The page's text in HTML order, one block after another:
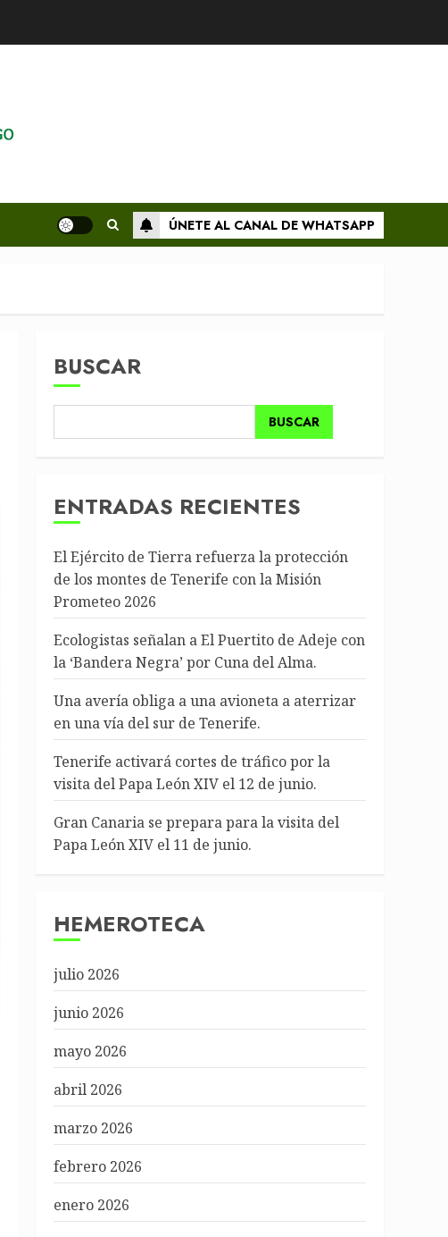
ÚNETE AL CANAL DE WHATSAPP
BUSCAR
BUSCAR
ENTRADAS RECIENTES
El Ejército de Tierra refuerza la protección
de los montes de Tenerife con la Misión
Prometeo 2026
Ecologistas señalan a El Puertito de Adeje con
la ‘Bandera Negra’ por Cuna del Alma.
Una avería obliga a una avioneta a aterrizar
en una vía del sur de Tenerife.
Tenerife activará cortes de tráfico por la
visita del Papa León XIV el 12 de junio.
Gran Canaria se prepara para la visita del
Papa León XIV el 11 de junio.
HEMEROTECA
julio 2026
junio 2026
mayo 2026
abril 2026
marzo 2026
febrero 2026
enero 2026